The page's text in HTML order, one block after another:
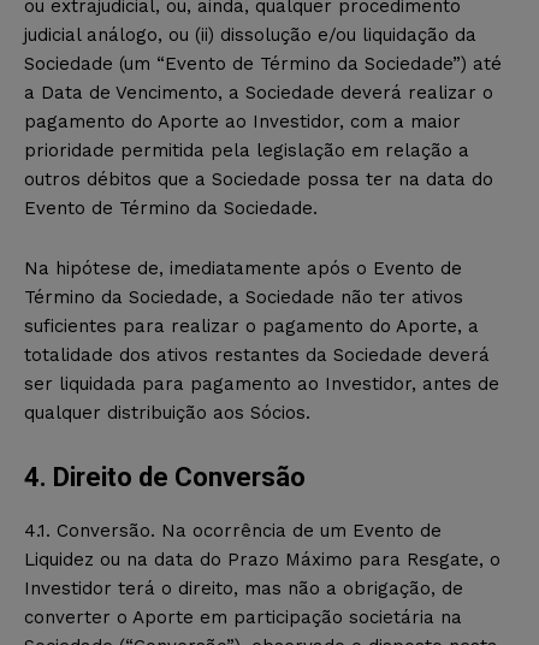
ou extrajudicial, ou, ainda, qualquer procedimento
judicial análogo, ou (ii) dissolução e/ou liquidação da
Sociedade (um “Evento de Término da Sociedade”) até
a Data de Vencimento, a Sociedade deverá realizar o
pagamento do Aporte ao Investidor, com a maior
prioridade permitida pela legislação em relação a
outros débitos que a Sociedade possa ter na data do
Evento de Término da Sociedade.
Na hipótese de, imediatamente após o Evento de
Término da Sociedade, a Sociedade não ter ativos
suficientes para realizar o pagamento do Aporte, a
totalidade dos ativos restantes da Sociedade deverá
ser liquidada para pagamento ao Investidor, antes de
qualquer distribuição aos Sócios.
4. Direito de Conversão
4.1. Conversão. Na ocorrência de um Evento de
Liquidez ou na data do Prazo Máximo para Resgate, o
Investidor terá o direito, mas não a obrigação, de
converter o Aporte em participação societária na